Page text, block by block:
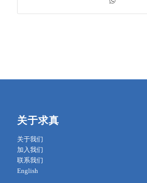
关于求真
关于我们
加入我们
联系我们
English